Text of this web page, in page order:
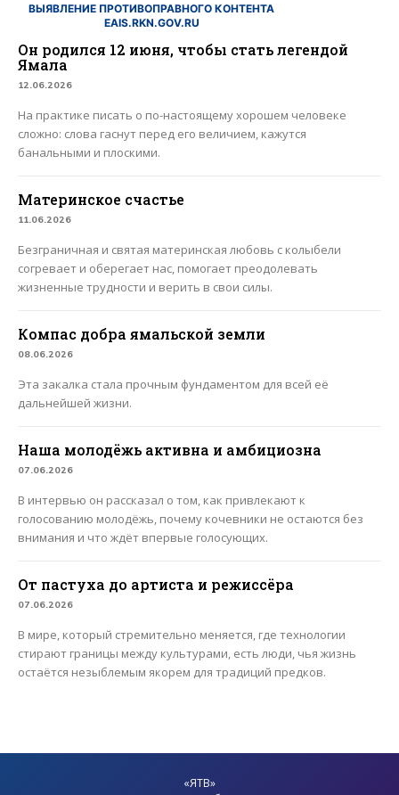
ВЫЯВЛЕНИЕ ПРОТИВОПРАВНОГО КОНТЕНТА
EAIS.RKN.GOV.RU
Он родился 12 июня, чтобы стать легендой
Ямала
12.06.2026
На практике писать о по-настоящему хорошем человеке
сложно: слова гаснут перед его величием, кажутся
банальными и плоскими.
Материнское счастье
11.06.2026
Безграничная и святая материнская любовь с колыбели
согревает и оберегает нас, помогает преодолевать
жизненные трудности и верить в свои силы.
Компас добра ямальской земли
08.06.2026
Эта закалка стала прочным фундаментом для всей её
дальнейшей жизни.
Наша молодёжь активна и амбициозна
07.06.2026
В интервью он рассказал о том, как привлекают к
голосованию молодёжь, почему кочевники не остаются без
внимания и что ждёт впервые голосующих.
От пастуха до артиста и режиссёра
07.06.2026
В мире, который стремительно меняется, где технологии
стирают границы между культурами, есть люди, чья жизнь
остаётся незыблемым якорем для традиций предков.
«ЯТВ»